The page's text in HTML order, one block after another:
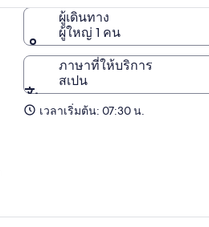
ผู้เดินทาง
ผู้ใหญ่ 1 คน
ภาษาที่ให้บริการ
สเปน
เวลาเริ่มต้น: 07:30 น.